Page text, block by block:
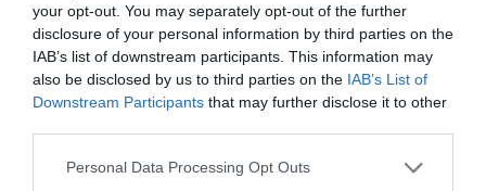
your opt-out. You may separately opt-out of the further
disclosure of your personal information by third parties on the
IAB’s list of downstream participants. This information may
also be disclosed by us to third parties on the IAB’s List of
Downstream Participants that may further disclose it to other
Personal Data Processing Opt Outs
Tags
ΓΙΑΝΝΗΣ ΔΙΟΝΥΣΙΟΥ
ΕΝΤΕΧΝΟ - ΛΑΪΚΟ - ΠΑΡΑΔΟΣΙΑΚΗ
ΣΥΝΑΥΛΙΕΣ 2021
Newsletter